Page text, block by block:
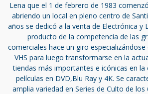
Lena que el 1 de febrero de 1983
abriendo un local en pleno centro de
años se dedicó a la venta de Electrónica y
producto de la competencia de las
comerciales hace un giro
VHS para luego transformarse en la
tiendas más importantes e icónicas en la
películas en DVD,Blu Ray y 4K. Se
amplia variedad en Series de Culto de